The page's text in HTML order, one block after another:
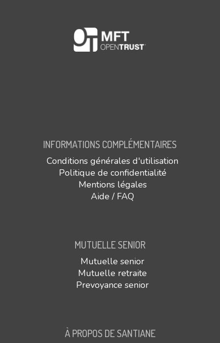
INFORMATIONS COMPLÉMENTAIRES
Conditions générales d'utilisation
Politique de confidentialité
Mentions légales
Aide / FAQ
MUTUELLE SENIOR
Mutuelle senior
Mutuelle retraite
Prevoyance senior
À PROPOS DE SANTIANE